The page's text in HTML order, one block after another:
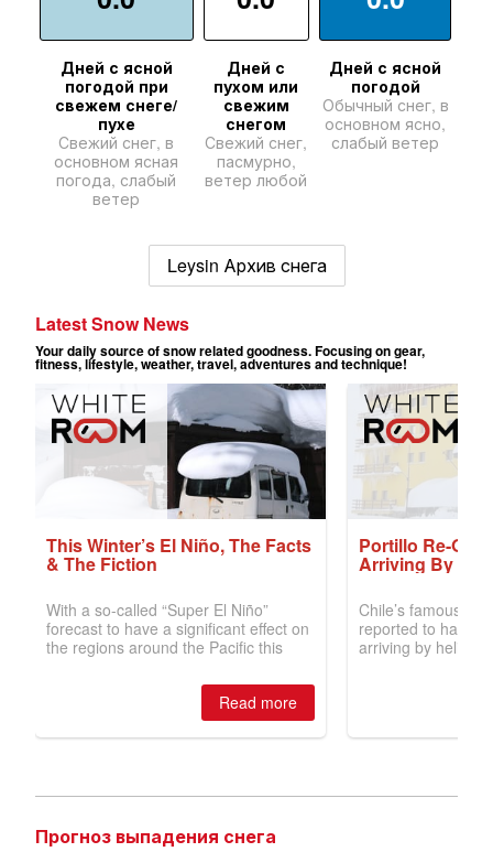
Дней с ясной
погодой при
свежем снеге/
пухе
Свежий снег, в
основном ясная
погода, слабый
ветер
Дней с
пухом или
свежим
снегом
Свежий снег,
пасмурно,
ветер любой
Дней с ясной
погодой
Обычный снег, в
основном ясно,
слабый ветер
Leysin Архив снега
Прогноз выпадения снега